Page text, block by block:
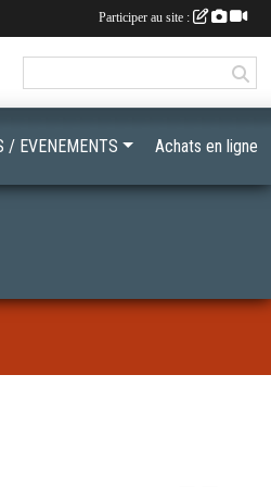
/ EVENEMENTS Achats en ligne
Participer au site :